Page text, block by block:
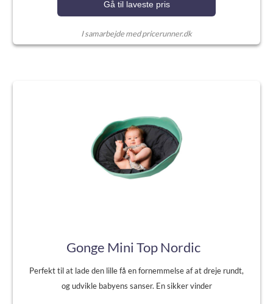
Gå til laveste pris
I samarbejde med pricerunner.dk
Gonge Mini Top Nordic
Perfekt til at lade den lille få en fornemmelse af at dreje rundt,
og udvikle babyens sanser. En sikker vinder